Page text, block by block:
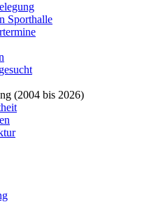
Sporthalle
(2004 bis 2026)